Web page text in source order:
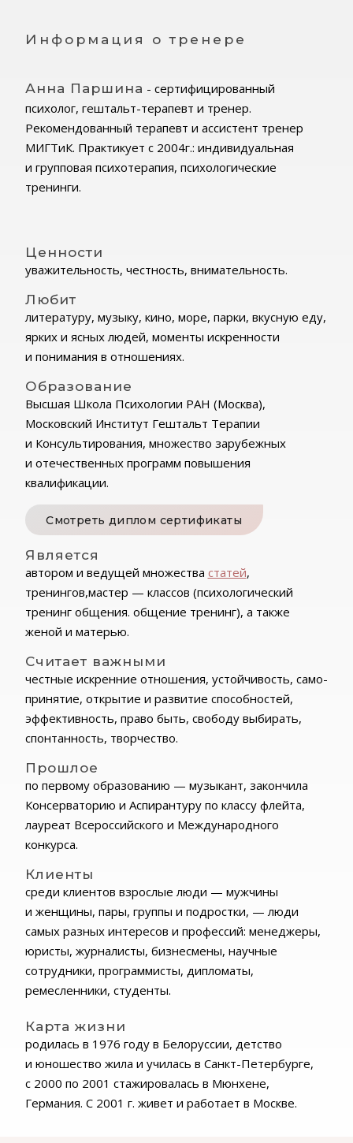
Информация о тренере
Клиенты
среди клиентов взрослые люди — мужчины
и женщины, пары, группы и подростки, — люди
самых разных интересов и профессий: менеджеры,
юристы, журналисты, бизнесмены, научные
сотрудники, программисты, дипломаты,
ремесленники, студенты.
Карта жизни
родилась в 1976 году в Белоруссии, детство
и юношество жила и училась в Санкт-Петербурге,
с 2000 по 2001 стажировалась в Мюнхене,
Германия. С 2001 г. живет и работает в Москве.
Анна Паршина - сертифицированный
психолог, гештальт-терапевт и тренер.
Рекомендованный терапевт и ассистент тренер
МИГТиК. Практикует с 2004г.: индивидуальная
и групповая психотерапия, психологические
тренинги.
Является
автором и ведущей множества статей,
тренингов,мастер — классов (психологический
тренинг общения. общение тренинг), а также
женой и матерью.
Считает важными
честные искренние отношения, устойчивость, само-
принятие, открытие и развитие способностей,
эффективность, право быть, свободу выбирать,
спонтанность, творчество.
Прошлое
по первому образованию — музыкант, закончила
Консерваторию и Аспирантуру по классу флейта,
лауреат Всероссийского и Международного
конкурса.
Ценности
уважительность, честность, внимательность.
Любит
литературу, музыку, кино, море, парки, вкусную еду,
ярких и ясных людей, моменты искренности
и понимания в отношениях.
Образование
Высшая Школа Психологии РАН (Москва),
Московский Институт Гештальт Терапии
и Консультирования, множество зарубежных
и отечественных программ повышения
квалификации.
Смотреть диплом сертификаты